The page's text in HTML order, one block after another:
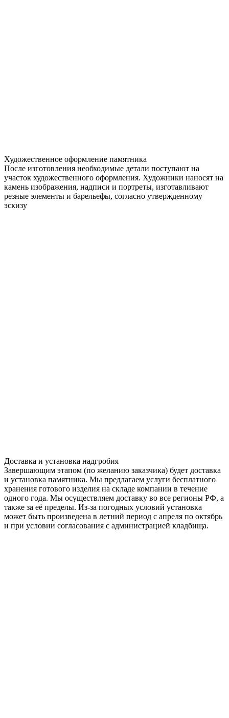
Художественное оформление памятника
После изготовления необходимые детали поступают на
участок художественного оформления. Художники наносят на
камень изображения, надписи и портреты, изготавливают
резные элементы и барельефы, согласно утвержденному
эскизу
Доставка и установка надгробия
Завершающим этапом (по желанию заказчика) будет доставка
и установка памятника. Мы предлагаем услуги бесплатного
хранения готового изделия на складе компании в течение
одного года. Мы осуществляем доставку во все регионы РФ, а
также за её пределы. Из-за погодных условий установка
может быть произведена в летний период с апреля по октябрь
и при условии согласования с администрацией кладбища.